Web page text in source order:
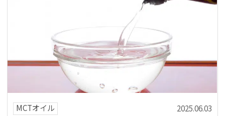
MCTオイル 2025.06.03